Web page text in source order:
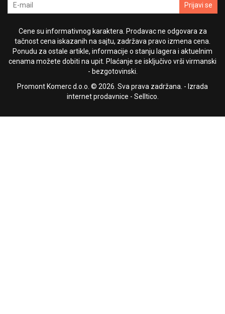
Prijavi se
Cene su informativnog karaktera. Prodavac ne odgovara za
tačnost cena iskazanih na sajtu, zadržava pravo izmena cena.
Ponudu za ostale artikle, informacije o stanju lagera i aktuelnim
cenama možete dobiti na upit. Plaćanje se isključivo vrši virmanski
- bezgotovinski.
Promont Komerc d.o.o. © 2026. Sva prava zadržana. - Izrada
internet prodavnice - Selltico.